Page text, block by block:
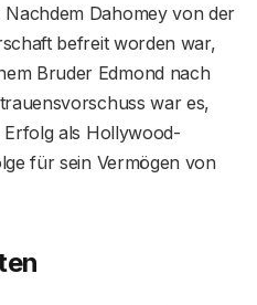
Dahomey von der
befreit worden war,
Bruder Edmond nach
war es,
Erfolg als Hollywood-
für sein Vermögen von